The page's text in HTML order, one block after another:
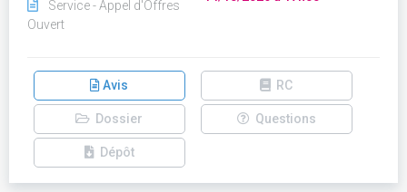
Service - Appel d'Offres
Ouvert
Avis RC
Dossier Questions
Dépôt